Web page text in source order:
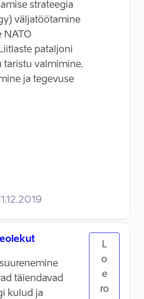
strateegia
väljatöötamine
NATO
pataljoni
taristu valmimine.
ja tegevuse
täiendavad
kulud ja
L
o
e
ro